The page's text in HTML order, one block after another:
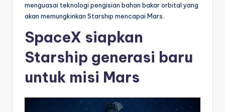
menguasai teknologi pengisian bahan bakar orbital yang
akan memungkinkan Starship mencapai Mars.
SpaceX siapkan
Starship generasi baru
untuk misi Mars